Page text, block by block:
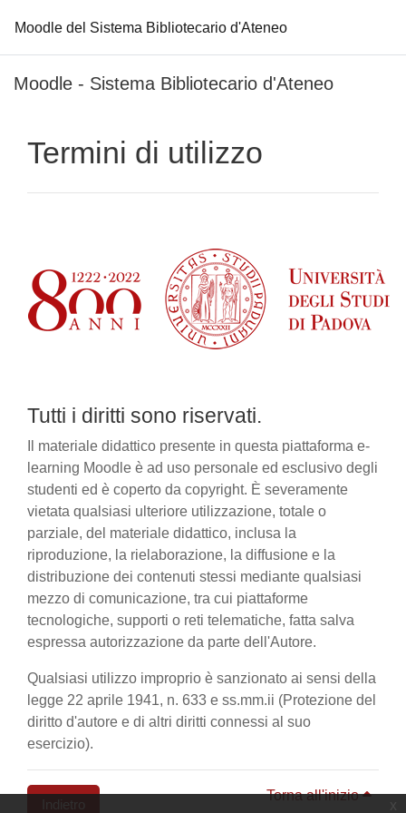
Moodle del Sistema Bibliotecario d'Ateneo
Moodle - Sistema Bibliotecario d'Ateneo
Termini di utilizzo
Tutti i diritti sono riservati.
Il materiale didattico presente in questa piattaforma e-
learning Moodle è ad uso personale ed esclusivo degli
studenti ed è coperto da copyright. È severamente
vietata qualsiasi ulteriore utilizzazione, totale o
parziale, del materiale didattico, inclusa la
riproduzione, la rielaborazione, la diffusione e la
distribuzione dei contenuti stessi mediante qualsiasi
mezzo di comunicazione, tra cui piattaforme
tecnologiche, supporti o reti telematiche, fatta salva
espressa autorizzazione da parte dell'Autore.
Qualsiasi utilizzo improprio è sanzionato ai sensi della
legge 22 aprile 1941, n. 633 e ss.mm.ii (Protezione del
diritto d'autore e di altri diritti connessi al suo
esercizio).
Torna all'inizio